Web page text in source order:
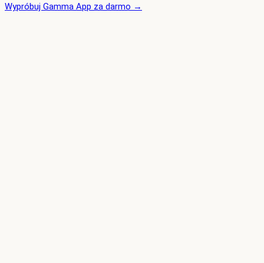
Wypróbuj Gamma App za darmo →